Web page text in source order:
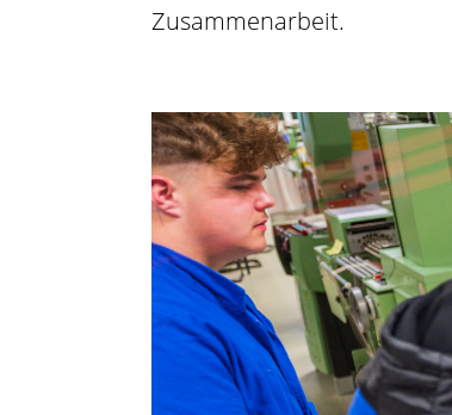
Zusammenarbeit.